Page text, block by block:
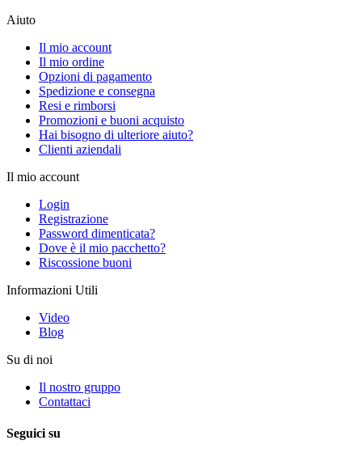
Aiuto
Il mio account
Il mio ordine
Opzioni di pagamento
Spedizione e consegna
Resi e rimborsi
Promozioni e buoni acquisto
Hai bisogno di ulteriore aiuto?
Clienti aziendali
Il mio account
Login
Registrazione
Password dimenticata?
Dove è il mio pacchetto?
Riscossione buoni
Informazioni Utili
Video
Blog
Su di noi
Il nostro gruppo
Contattaci
Seguici su